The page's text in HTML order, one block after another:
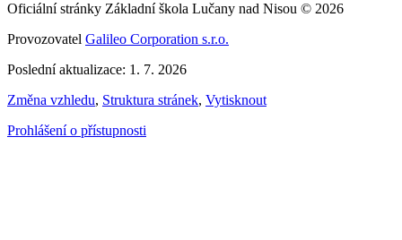
Oficiální stránky Základní škola Lučany nad Nisou © 2026
Provozovatel Galileo Corporation s.r.o.
Poslední aktualizace: 1. 7. 2026
Změna vzhledu, Struktura stránek, Vytisknout
Prohlášení o přístupnosti